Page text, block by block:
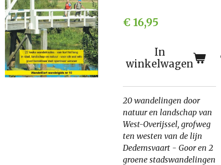
€ 16,95
In
winkelwagen
20 wandelingen door
natuur en landschap van
West-Overijssel, grofweg
ten westen van de lijn
Dedemsvaart - Goor en 2
groene stadswandelingen